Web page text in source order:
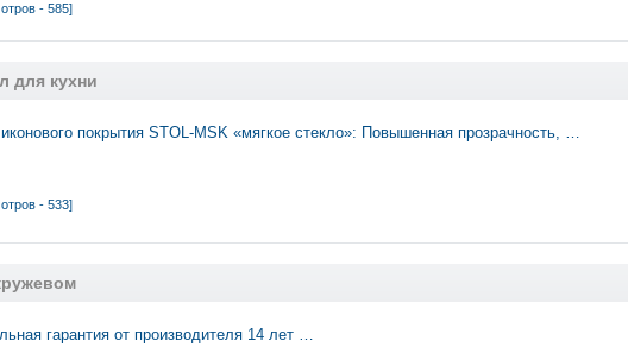
- 585]
для кухни
покрытия STOL-MSK «мягкое стекло»: Повышенная прозрачность, …
- 533]
гарантия от производителя 14 лет …